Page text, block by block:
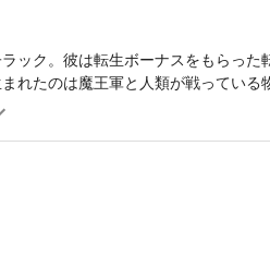
ック。彼は転生ボーナスをもらった
れたのは魔王軍と人類が戦っている
、勇者召喚に望みを賭ける。しかし
見てくれる彼への秘密の恩返しで今